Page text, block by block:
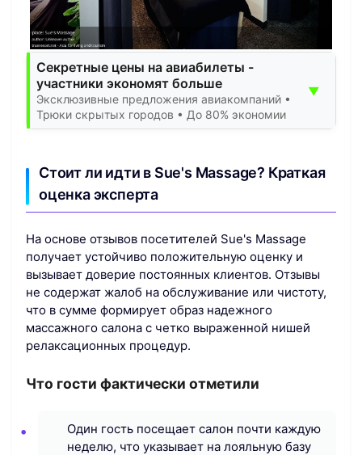
Секретные цены на авиабилеты -
участники экономят больше
Эксклюзивные предложения авиакомпаний •
Трюки скрытых городов • До 80% экономии
▼
Стоит ли идти в Sue's Massage? Краткая
оценка эксперта
На основе отзывов посетителей Sue's Massage
получает устойчиво положительную оценку и
вызывает доверие постоянных клиентов. Отзывы
не содержат жалоб на обслуживание или чистоту,
что в сумме формирует образ надежного
массажного салона с четко выраженной нишей
релаксационных процедур.
Что гости фактически отметили
Один гость посещает салон почти каждую
неделю, что указывает на лояльную базу